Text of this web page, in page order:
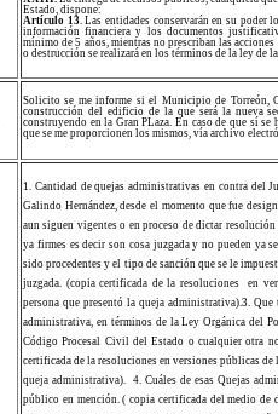
Estado, dispone:
Artículo 13. Las entidades conservarán en su
información financiera y los documentos
mínimo de 5 años, mientras no prescriban las
o destrucción se realizará en los términos de la ley de
Solicito se me informe si el Municipio de Torreón,
construcción del edificio de la que será la nueva
construyendo en la Gran PLaza. En caso de que sí
que se me proporcionen los mismos, vía archivo
1. Cantidad de quejas administrativas en contra del
Galindo Hernández, desde el momento que fue
aun siguen vigentes o en proceso de dictar resolución
ya firmes es decir son cosa juzgada y no pueden ya
sido procedentes y el tipo de sanción que se le
juzgada. (copia certificada de la resoluciones
en
persona que presentó la queja administrativa).3. Que
administrativa, en términos de la Ley Orgánica del
Código Procesal Civil del Estado o cualquier otra
certificada de la resoluciones en versiones públicas de
queja administrativa). 4. Cuáles de esas Quejas
público en mención. ( copia certificada del medio de